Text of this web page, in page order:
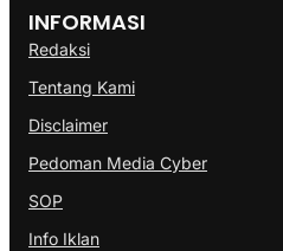
INFORMASI
Redaksi
Tentang Kami
Disclaimer
Pedoman Media Cyber
SOP
Info Iklan